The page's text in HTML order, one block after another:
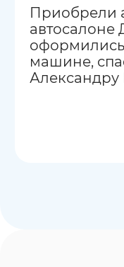
Приобрели
автосалоне
машине,
Александру